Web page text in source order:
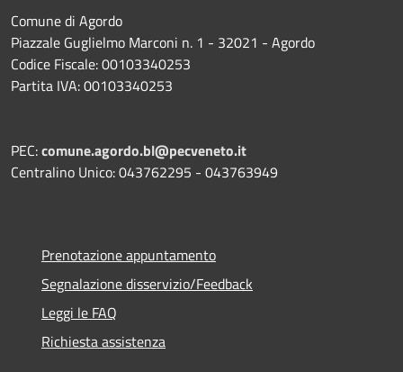
Comune di Agordo
Piazzale Guglielmo Marconi n. 1 - 32021 - Agordo
Codice Fiscale: 00103340253
Partita IVA: 00103340253
PEC:comune.agordo.bl@pecveneto.it
Centralino Unico: 043762295 - 043763949
Prenotazione appuntamento
Segnalazione disservizio/Feedback
Leggi le FAQ
Richiesta assistenza